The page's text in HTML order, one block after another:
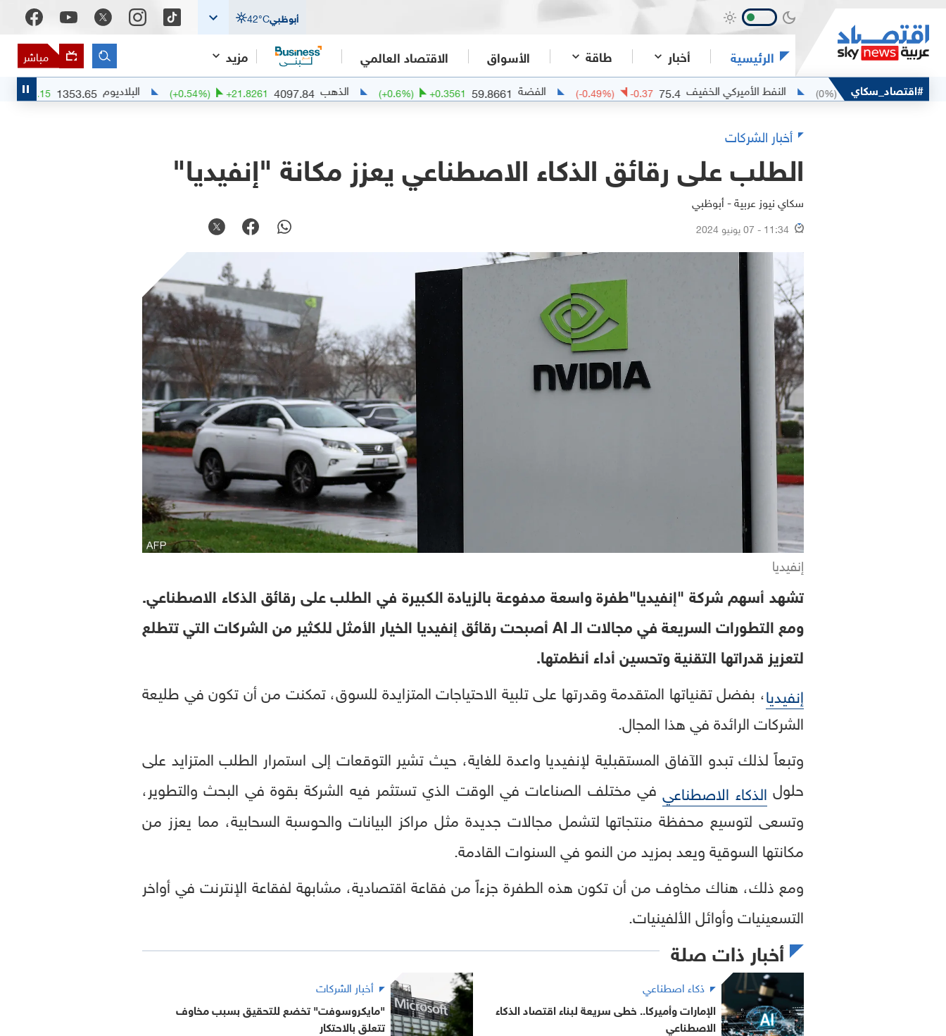
أبوظبي 42°C
الرئيسية أخبار طاقة الأسواق الاقتصاد العالمي مزيد مباشر
#اقتصاد_سكاي76.86
0
(0%) النفط الأميركي الخفيف 75.4
-0.37
(-0.49%) الفضة 59.8661
+0.3561
(+0.6%) الذهب 4097.84
+21.8261
(+0.54%) البلاديوم 1353.65
+0.15
+0.01%)
أخبار الشركات
الطلب على رقائق الذكاء الاصطناعي يعزز مكانة "إنفيديا"
سكاي نيوز عربية - أبوظبي
11:34 - 07 يونيو 2024
إنفيديا
تشهد أسهم شركة "إنفيديا"طفرة واسعة مدفوعة بالزيادة الكبيرة في الطلب على رقائق الذكاء الاصطناعي.
ومع التطورات السريعة في مجالات الـ AI أصبحت رقائق إنفيديا الخيار الأمثل للكثير من الشركات التي تتطلع
لتعزيز قدراتها التقنية وتحسين أداء أنظمتها.
إنفيديا، بفضل تقنياتها المتقدمة وقدرتها على تلبية الاحتياجات المتزايدة للسوق، تمكنت من أن تكون في طليعة
الشركات الرائدة في هذا المجال.
وتبعاً لذلك تبدو الآفاق المستقبلية لإنفيديا واعدة للغاية، حيث تشير التوقعات إلى استمرار الطلب المتزايد على
حلول الذكاء الاصطناعي في مختلف الصناعات في الوقت الذي تستثمر فيه الشركة بقوة في البحث والتطوير،
وتسعى لتوسيع محفظة منتجاتها لتشمل مجالات جديدة مثل مراكز البيانات والحوسبة السحابية، مما يعزز من
مكانتها السوقية ويعد بمزيد من النمو في السنوات القادمة.
ومع ذلك، هناك مخاوف من أن تكون هذه الطفرة جزءاً من فقاعة اقتصادية، مشابهة لفقاعة الإنترنت في أواخر
التسعينيات وأوائل الألفينيات.
أخبار ذات صلة
ذكاء اصطناعي
الإمارات وأميركا.. خطى سريعة لبناء اقتصاد الذكاء
الاصطناعي
أخبار الشركات
"مايكروسوفت" تخضع للتحقيق بسبب مخاوف
تتعلق بالاحتكار